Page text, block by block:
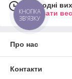
Сьогодні
Показати
Про нас
Контакти
КНОПКА
ЗВ'ЯЗКУ